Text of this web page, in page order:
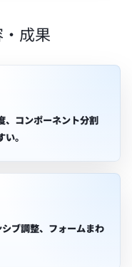
成果
、コンポーネント分割
。
ブ調整、フォームまわ